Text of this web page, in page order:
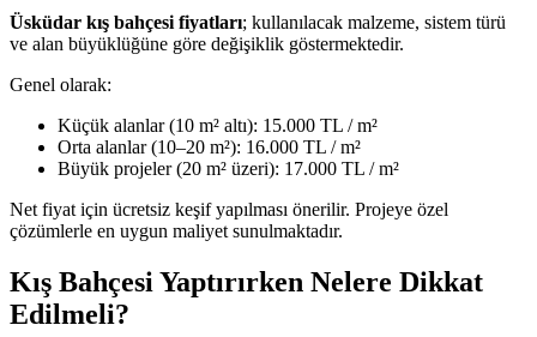
Üsküdar kış bahçesi fiyatları; kullanılacak malzeme, sistem türü
ve alan büyüklüğüne göre değişiklik göstermektedir.
Genel olarak:
Küçük alanlar (10 m² altı): 15.000 TL / m²
Orta alanlar (10–20 m²): 16.000 TL / m²
Büyük projeler (20 m² üzeri): 17.000 TL / m²
Net fiyat için ücretsiz keşif yapılması önerilir. Projeye özel
çözümlerle en uygun maliyet sunulmaktadır.
Kış Bahçesi Yaptırırken Nelere Dikkat
Edilmeli?